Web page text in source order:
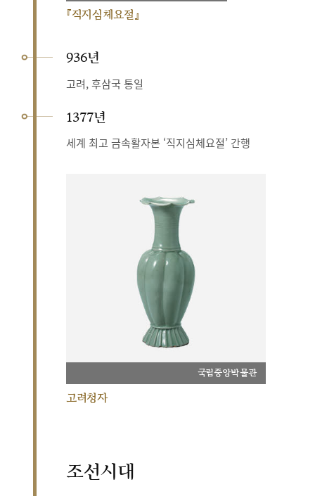
『직지심체요절』
936년
고려, 후삼국 통일
1377년
세계 최고 금속활자본 ‘직지심체요절’ 간행
국립중앙박물관
고려청자
조선시대